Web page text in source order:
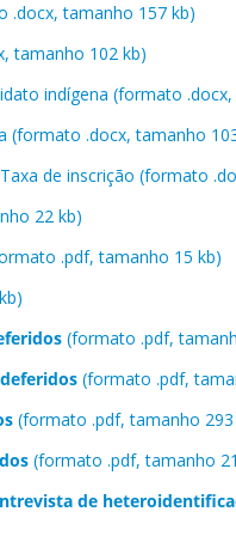
.docx, tamanho 157 kb)
tamanho 102 kb)
indígena (formato
(formato .docx, tamanho
de inscrição (formato
22 kb)
.pdf, tamanho 15 kb)
(formato .pdf,
(formato .pdf,
(formato .pdf, tamanho 293
(formato .pdf, tamanho
de